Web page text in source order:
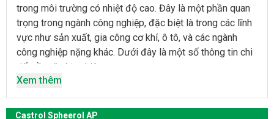
trong môi trường có nhiệt độ cao. Đây là một phần quan
trọng trong ngành công nghiệp, đặc biệt là trong các lĩnh
vực như sản xuất, gia công cơ khí, ô tô, và các ngành
công nghiệp nặng khác. Dưới đây là một số thông tin chi
tiết về mỡ chịu nhiệt:
Chất làm đặc: Làm tăng độ nhớt và giúp mỡ giữ lại
Xem thêm
Castrol Spheerol AP